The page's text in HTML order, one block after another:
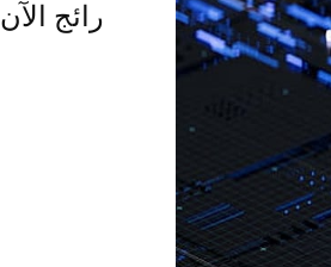
رائج الآن